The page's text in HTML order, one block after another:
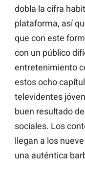
dobla la cifra
plataforma, así
que con este
con un público
entretenimiento
estos ocho
televidentes
buen resultado
sociales. Los
llegan a los
una auténtica